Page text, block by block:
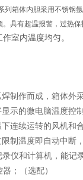
列箱体内胆采用不锈钢
具有超温报警，过热
室内温度均匀。
制作而成，箱体外
示的微电脑温度控
连续运转的风机和
制温度即自动中断
仪和计算机，能记
；（选配）